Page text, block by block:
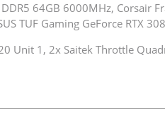
DDR5 64GB 6000MHz, Corsair
TUF Gaming GeForce RTX
Unit 1, 2x Saitek Throttle